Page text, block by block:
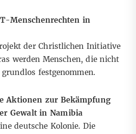
Menschenrechten in
derChristlichen Initiative
werden Menschen, die nicht
festgenommen.
Aktionen zur Bekämpfung
Gewalt in Namibia
deutsche Kolonie. Die